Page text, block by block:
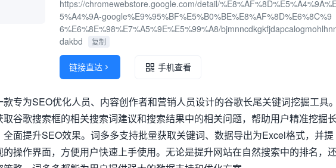
https://chromewebstore.google.com/detail/
5%A4%9A-google%E9%95%BF%E5%B0%BE%E8%AF%8D%E6%8C%9
6%E6%8E%98%E7%A5%9E%E5%99%A8/
dakbd
复制
链接直达  手机查看
款专为SEO优化人员、内容创作者和营销人员设计的谷歌长尾关键词挖掘工具
取谷歌搜索框的相关搜索词建议和搜索结果中的相关问题，帮助用户精准挖掘
全面提升SEO效果。词多多支持批量获取关键词、数据导出为Excel格式，并提
的操作界面，方便用户快速上手使用。无论是提升网站在自然搜索中的排名，